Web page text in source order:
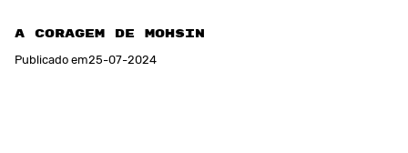
A coragem de Mohsin
Publicado em25-07-2024